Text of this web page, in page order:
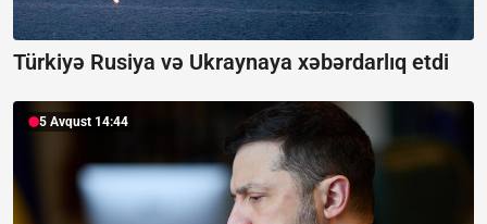
Türkiyə Rusiya və Ukraynaya xəbərdarlıq etdi
5 Avqust 14:44